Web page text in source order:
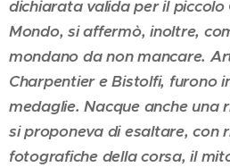
dichiarata valida per il
Mondo, si affermò, inoltre,
mondano da non mancare.
Charpentier e Bistolfi, furono
medaglie. Nacque anche una
si proponeva di esaltare, con
fotografiche della corsa, il